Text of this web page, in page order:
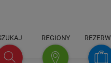
REGIONY